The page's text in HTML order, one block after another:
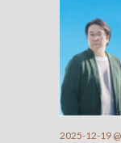
2025-12-19